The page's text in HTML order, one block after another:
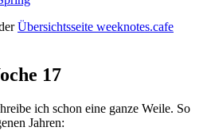
Übersichtsseite weeknotes.cafe
17
ich schon eine ganze Weile. So
Jahren: